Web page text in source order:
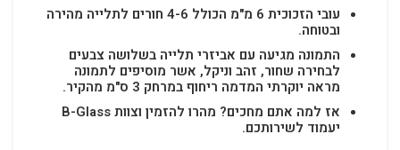
עובי הזכוכית 6 מ"מ הכולל 4-6 חורים לתלייה מהירה
ובטוחה.
התמונה מגיעה עם אביזרי תלייה בשלושה צבעים
לבחירה שחור, זהב וניקל, אשר מוסיפים לתמונה
מראה יוקרתי המדמה ריחוף במרחק 3 ס"מ מהקיר.
אז למה אתם מחכים? מהרו להזמין וצוות B-Glass
יעמוד לשירותכם.